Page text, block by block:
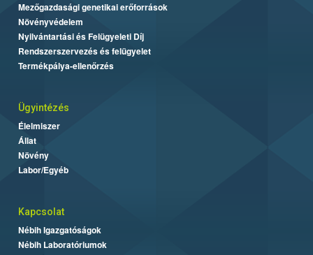
Mezőgazdasági genetikai erőforrások
Növényvédelem
Nyilvántartási és Felügyeleti Díj
Rendszerszervezés és felügyelet
Termékpálya-ellenőrzés
Ügyintézés
Élelmiszer
Állat
Növény
Labor/Egyéb
Kapcsolat
Nébih Igazgatóságok
Nébih Laboratóriumok